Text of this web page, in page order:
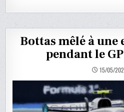
Bottas mêlé à une
pendant le
15/05/